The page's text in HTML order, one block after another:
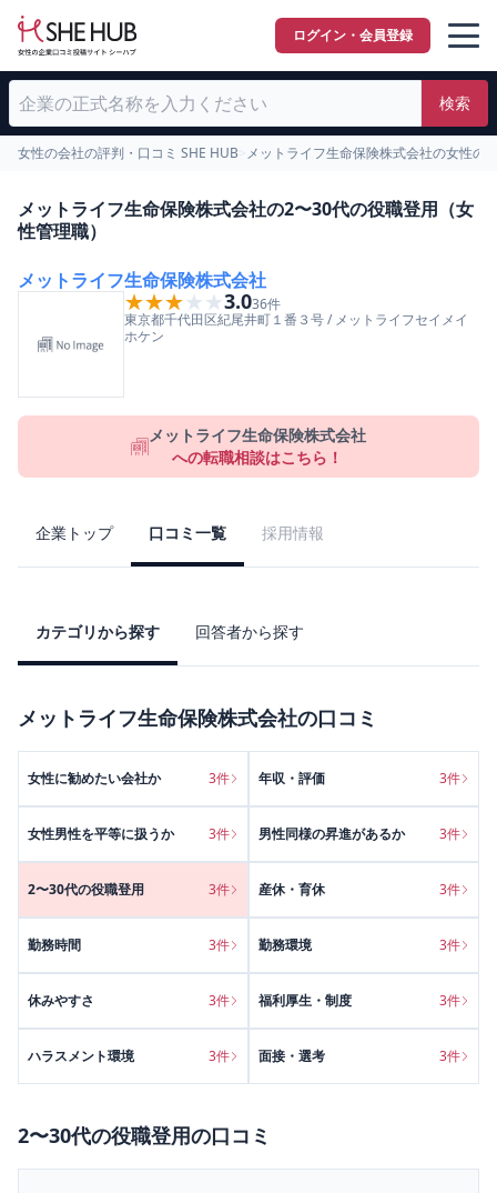
ログイン・会員登録
検索
女性の会社の評判・口コミ SHE HUB メットライフ生命保険株式会社の女性の
メットライフ生命保険株式会社の2〜30代の役職登用（女
性管理職）
メットライフ生命保険株式会社
★★★★★
★★★★★3.036件
東京都千代田区紀尾井町１番３号/ メットライフセイメイ
ホケン
メットライフ生命保険株式会社
への転職相談はこちら！
企業トップ 口コミ一覧 採用情報
カテゴリから探す 回答者から探す
メットライフ生命保険株式会社の口コミ
女性に勧めたい会社か 3件 年収・評価 3件
女性男性を平等に扱うか 3件 男性同様の昇進があるか 3件
2〜30代の役職登用 3件 産休・育休 3件
勤務時間 3件 勤務環境 3件
休みやすさ 3件 福利厚生・制度 3件
ハラスメント環境 3件 面接・選考 3件
2〜30代の役職登用の口コミ